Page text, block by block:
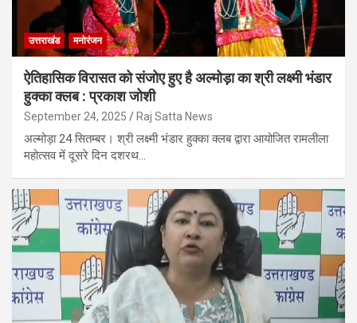
उत्तराखंड मनोरंजन
ऐतिहासिक विरासत को संजोए हुए है अल्मोड़ा का श्री लक्ष्मी भंडार
हुक्का क्लब : प्रकाश जोशी
September 24, 2025 Raj Satta News
अल्मोड़ा 24 सितम्बर। श्री लक्ष्मी भंडार हुक्का क्लब द्वारा आयोजित रामलीला
महोत्सव में दूसरे दिन दशरथ…